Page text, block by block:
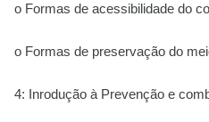
o Formas de acessibilidade do
o Formas de preservação do
4: Inrodução à Prevenção e